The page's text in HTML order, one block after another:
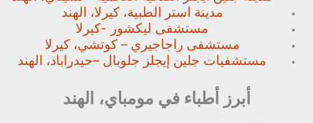
مدينة استر الطبية، كيرلا، الهند
مستشفى ليكشور -كيرلا
مستشفى راجاجيري – كوتشي، كيرلا
مستشفيات جلين إيجلز جلوبال –حيدراباد، الهند
أبرز أطباء في مومباي، الهند